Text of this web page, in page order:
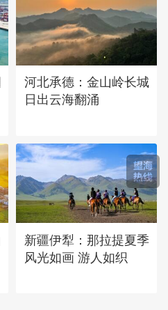
河北承德：金山岭长城
日出云海翻涌
新疆伊犁：那拉提夏季
风光如画 游人如织